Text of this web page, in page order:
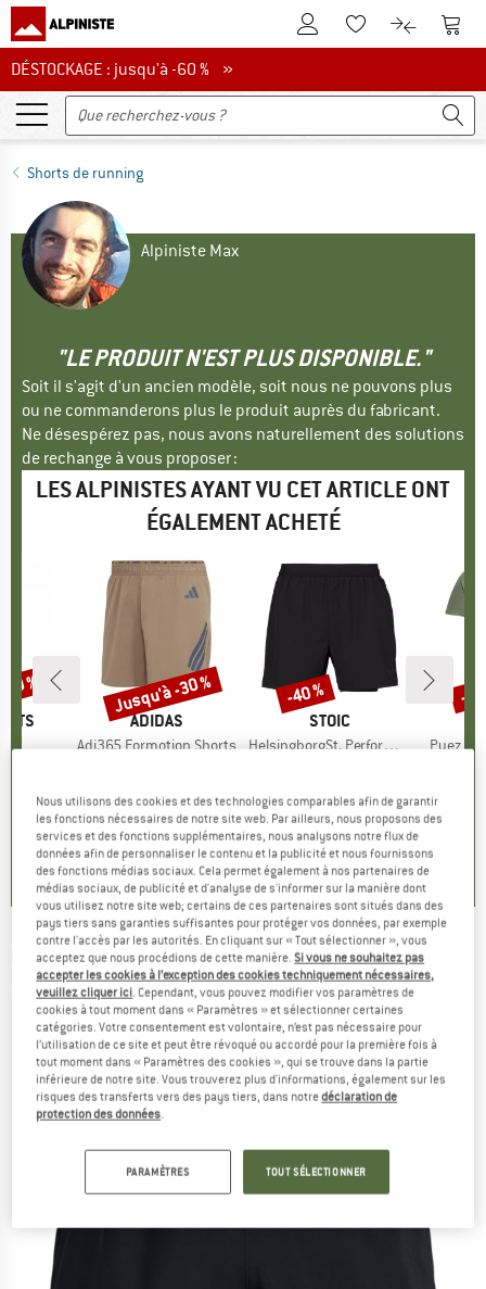
Vers le compte client
Vers la liste
Vers le
DÉSTOCKAGE : jusqu'à -60 %
DÉSTOCKAGE : jusqu'à -60 % »
Shorts de running
Alpiniste Max
"LE PRODUIT N'EST PLUS DISPONIBLE."
Soit il s'agit d'un ancien modèle, soit nous ne pouvons plus
ou ne commanderons plus le produit auprès du fabricant.
Ne désespérez pas, nous avons naturellement des solutions
de rechange à vous proposer :
LES ALPINISTES AYANT VU CET ARTICLE ONT
ÉGALEMENT ACHETÉ
1
)
%
MARQUE
ADIDAS
Article
Adi365 Formotion Shorts
27,97 €
0,0(0)
Remise
Jusqu'à -30 %
MARQUE
STOIC
Article
HelsingborgSt. Performance 2in1 Shorts II
5,0(3)
Remise
-40 %
Article
Puez
-
UNDER ARMOUR - Launch 7'' Short - Short de
running
(0)
Nous utilisons des cookies et des technologies comparables afin de garantir
les fonctions nécessaires de notre site web. Par ailleurs, nous proposons des
services et des fonctions supplémentaires, nous analysons notre flux de
données afin de personnaliser le contenu et la publicité et nous fournissons
des fonctions médias sociaux. Cela permet également à nos partenaires de
médias sociaux, de publicité et d'analyse de s'informer sur la manière dont
vous utilisez notre site web; certains de ces partenaires sont situés dans des
pays tiers sans garanties suffisantes pour protéger vos données, par exemple
contre l'accès par les autorités. En cliquant sur « Tout sélectionner », vous
acceptez que nous procédions de cette manière.Si vous ne souhaitez pas
accepter les cookies à l’exception des cookies techniquement nécessaires,
veuillez cliquer ici. Cependant, vous pouvez modifier vos paramètres de
cookies à tout moment dans « Paramètres » et sélectionner certaines
catégories. Votre consentement est volontaire, n’est pas nécessaire pour
l’utilisation de ce site et peut être révoqué ou accordé pour la première fois à
tout moment dans « Paramètres des cookies », qui se trouve dans la partie
inférieure de notre site. Vous trouverez plus d'informations, également sur les
risques des transferts vers des pays tiers, dans notredéclaration de
protection des données.
PARAMÈTRES TOUT SÉLECTIONNER